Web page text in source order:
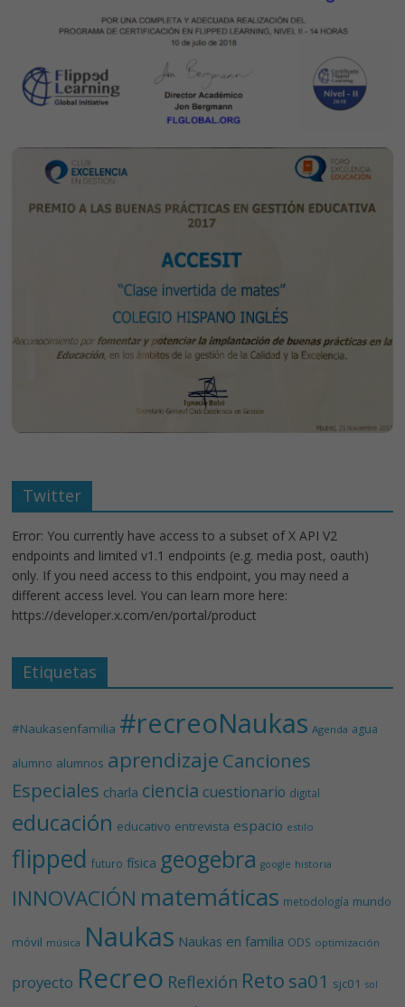
Twitter
Error: You currently have access to a subset of X API V2
endpoints and limited v1.1 endpoints (e.g. media post, oauth)
only. If you need access to this endpoint, you may need a
different access level. You can learn more here:
https://developer.x.com/en/portal/product
Etiquetas
#Naukasenfamilia #recreoNaukas Agenda agua
alumno alumnos aprendizaje Canciones
Especiales charla ciencia cuestionario digital
educación educativo entrevista espacio estilo
flipped futuro física geogebra google historia
INNOVACIÓN matemáticas metodología mundo
móvil música Naukas Naukas en familia ODS optimización
proyecto Recreo Reflexión Reto sa01 sjc01 sol